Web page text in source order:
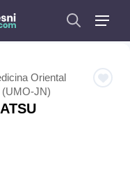
Oriental
(UMO-JN)